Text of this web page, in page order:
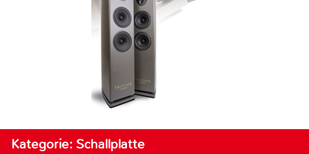
Kategorie: Schallplatte